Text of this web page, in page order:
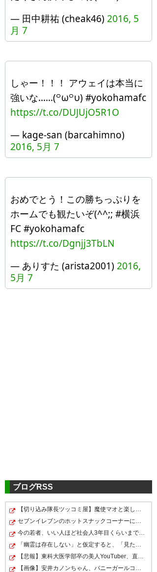
— 田中耕祐 (cheak46) 2016, 5
月 7
しゃー！！！ アウェイは本当に
強いな……(꒪ω꒪υ) #yokohamafc
https://t.co/DUJUjO5R1O
— kage-san (barcahimno)
2016, 5月 7
おめでとう！この勝ちっぷりを
ホームでも観たいぞ(^^;; #横浜
FC #yokohamafc
https://t.co/Dgnjj3TbLN
— ありすた (arista2001) 2016,
5月 7
ブログRSS
【切り込み隊長ツッコミ屋】魔使マオと楽しむグラブルリ…
セブンイレブンのホットスナックコーナーにあるチョコク…
今の若者、いい人ほど社会人3年目くらいまでに結婚してし…
「幽霊は存在しない」と仮定すると、「見た」という何億…
【悲報】東科大医学部卒の美人YouTuber、直美で炎上ｗｗ…
【画像】安井カノンちゃん、バニーガールコスプレでうっ…